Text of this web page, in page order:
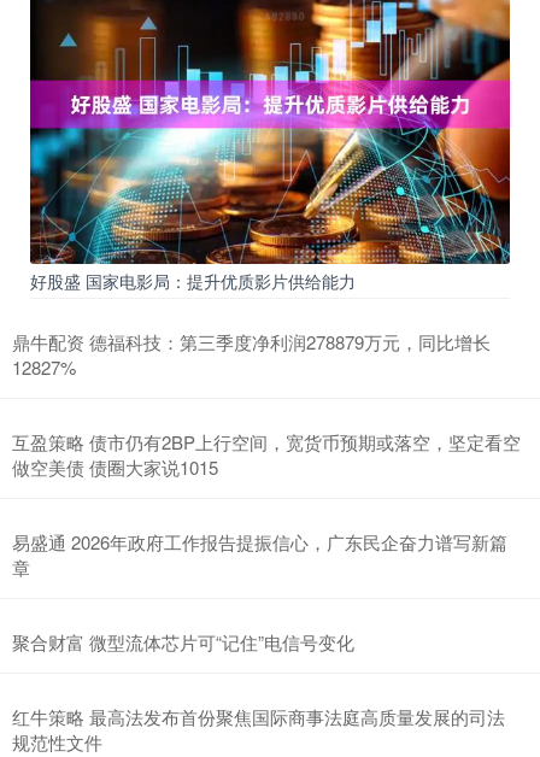
好股盛 国家电影局：提升优质影片供给能力
鼎牛配资 德福科技：第三季度净利润278879万元，同比增长
12827%
互盈策略 债市仍有2BP上行空间，宽货币预期或落空，坚定看空
做空美债 债圈大家说1015
易盛通 2026年政府工作报告提振信心，广东民企奋力谱写新篇
章
聚合财富 微型流体芯片可“记住”电信号变化
红牛策略 最高法发布首份聚焦国际商事法庭高质量发展的司法
规范性文件